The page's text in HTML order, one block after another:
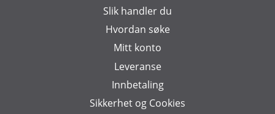
Slik handler du
Hvordan søke
Mitt konto
Leveranse
Innbetaling
Sikkerhet og Cookies